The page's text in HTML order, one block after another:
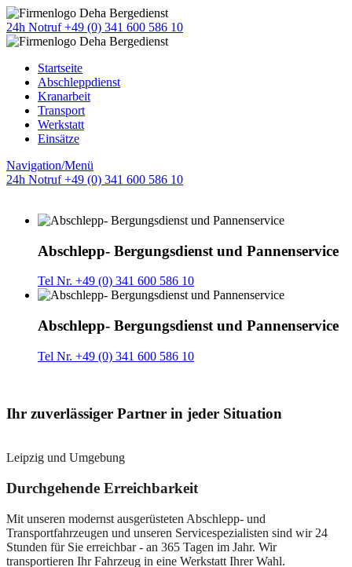
24h Notruf +49 (0) 341 600 586 10
Startseite
Abschleppdienst
Kranarbeit
Transport
Werkstatt
Einsätze
Navigation/Menü
24h Notruf +49 (0) 341 600 586 10
Abschlepp- Bergungsdienst und Pannenservice
Tel Nr. +49 (0) 341 600 586 10
Abschlepp- Bergungsdienst und Pannenservice
Tel Nr. +49 (0) 341 600 586 10
Ihr zuverlässiger Partner in jeder Situation
Leipzig und Umgebung
Durchgehende Erreichbarkeit
Mit unseren modernst ausgerüsteten Abschlepp- und
Transportfahrzeugen und unseren Servicespezialisten sind wir 24
Stunden für Sie erreichbar - an 365 Tagen im Jahr. Wir
transportieren Ihr Fahrzeug in eine Werkstatt Ihrer Wahl.